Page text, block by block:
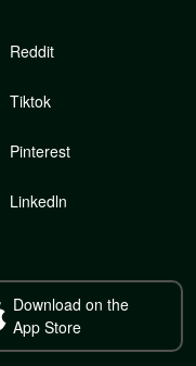
Reddit
Tiktok
Pinterest
Linkedln
Download on the
App Store